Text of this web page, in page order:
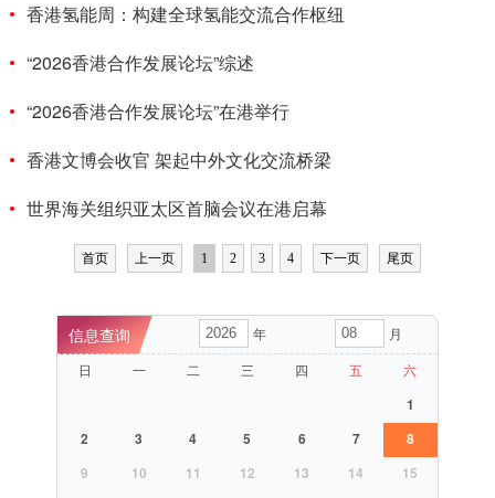
年
月
日
一 二 三 四 五 六
1
2
3 4 5 6 7
8
9
10 11 12 13 14
15
香港氢能周：构建全球氢能交流合作枢纽
“2026香港合作发展论坛”综述
“2026香港合作发展论坛”在港举行
香港文博会收官 架起中外文化交流桥梁
世界海关组织亚太区首脑会议在港启幕
首页 上一页 1 2 3 4 下一页 尾页